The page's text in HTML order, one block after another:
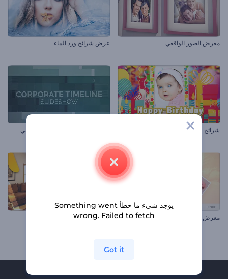
معرض الصور الواقعي عرض شرائح ورد الماء
شرائح عرض عيد الميلاد السعيد شرائح عرض إطار المؤسسة الزمني
معرض الصور الفورية معرض التصميم الداخلي
يوجد شيء ما خطأ Something went
wrong. Failed to fetch
Got it